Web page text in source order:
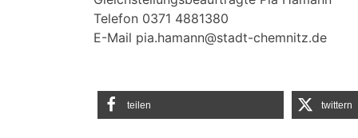
Telefon 0371 4881380
E-Mail pia.hamann@stadt-chemnitz.de
teilen twittern